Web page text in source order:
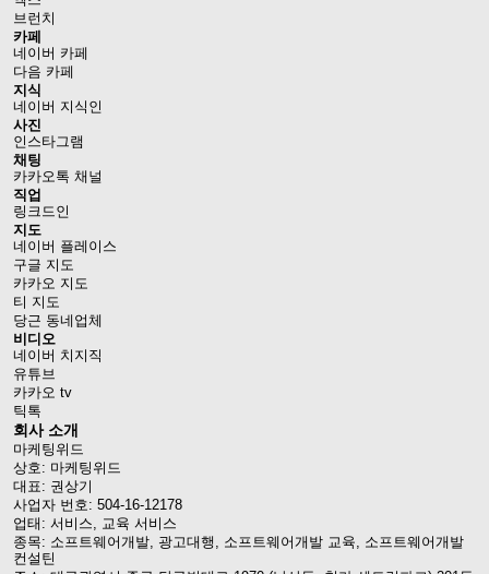
브런치
카페
네이버 카페
다음 카페
지식
네이버 지식인
사진
인스타그램
채팅
카카오톡 채널
직업
링크드인
지도
네이버 플레이스
구글 지도
카카오 지도
티 지도
당근 동네업체
비디오
네이버 치지직
유튜브
카카오 tv
틱톡
회사 소개
마케팅위드
상호: 마케팅위드
대표: 권상기
사업자 번호: 504-16-12178
업태: 서비스, 교육 서비스
종목: 소프트웨어개발, 광고대행, 소프트웨어개발 교육, 소프트웨어개발
컨설틴